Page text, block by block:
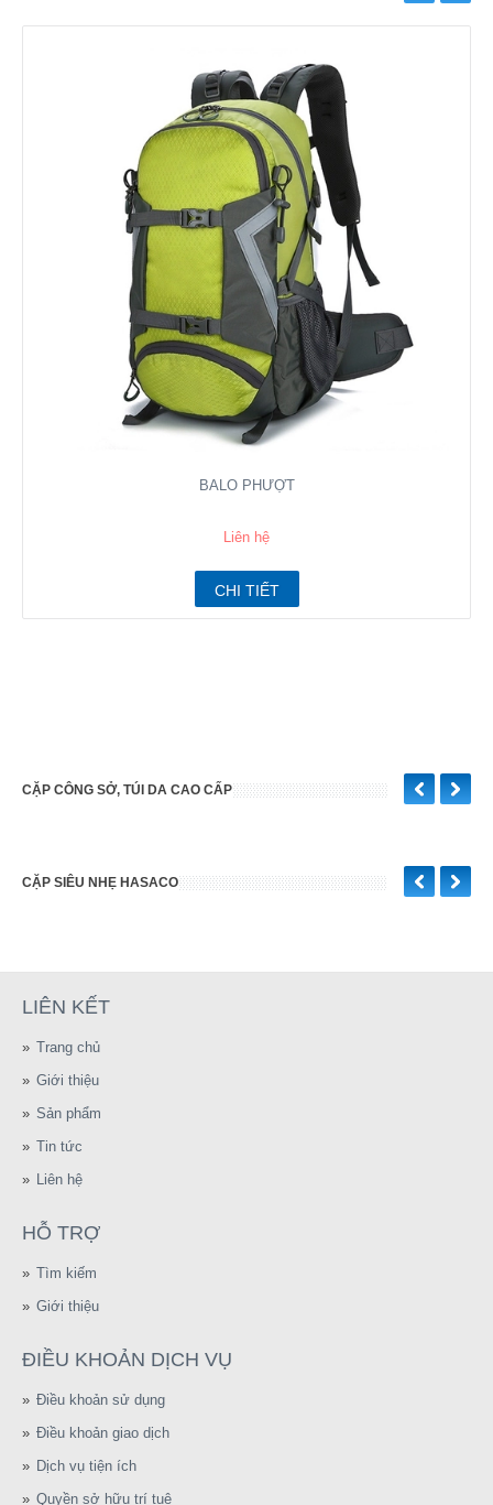
BALO PHƯỢT
Liên hệ
CHI TIẾT
CẶP CÔNG SỞ, TÚI DA CAO CẤP
CẶP SIÊU NHẸ HASACO
LIÊN KẾT
Trang chủ
Giới thiệu
Sản phẩm
Tin tức
Liên hệ
HỖ TRỢ
Tìm kiếm
Giới thiệu
ĐIỀU KHOẢN DỊCH VỤ
Điều khoản sử dụng
Điều khoản giao dịch
Dịch vụ tiện ích
Quyền sở hữu trí tuệ